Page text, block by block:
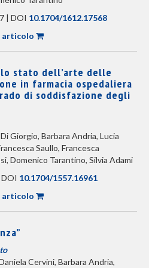
| DOI 10.1704/1612.17568
articolo
stato dell’arte delle
in farmacia ospedaliera
di soddisfazione degli
Giorgio, Barbara Andria, Lucia
Saullo, Francesca
Domenico Tarantino, Silvia Adami
10.1704/1557.16961
articolo
Cervini, Barbara Andria,